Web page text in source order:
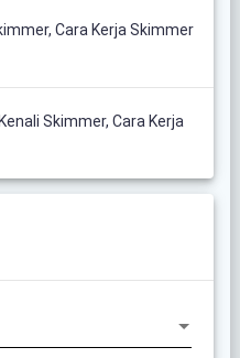
Cara Kerja Skimmer
Kenali Skimmer, Cara Kerja